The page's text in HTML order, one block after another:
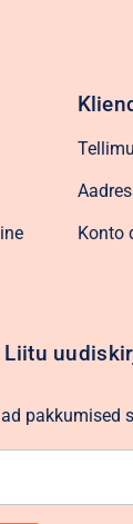
Konto
Liitu
pakkumised